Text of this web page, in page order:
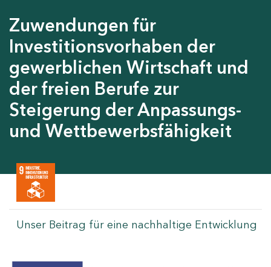
Zuwendungen für
Investitionsvorhaben der
gewerblichen Wirtschaft und
der freien Berufe zur
Steigerung der Anpassungs-
und Wettbewerbsfähigkeit
Unser Beitrag für eine nachhaltige Entwicklung